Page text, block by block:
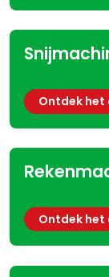
Ontdek het
Ontdek het